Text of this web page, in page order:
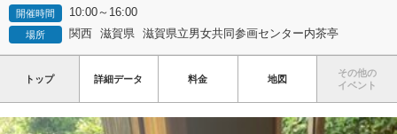
開催時間 10:00～16:00
場所 関西 滋賀県 滋賀県立男女共同参画センター内茶亭
トップ 詳細データ 料金 地図
その他の
イベント